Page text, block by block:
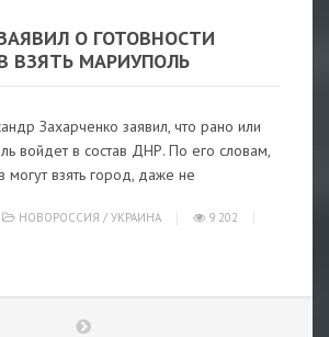
О ГОТОВНОСТИ
ВЗЯТЬ МАРИУПОЛЬ
Захарченко заявил, что рано или
войдет в состав ДНР. По его словам,
могут взять город, даже не
НОВОРОССИЯ / УКРАИНА
9 202